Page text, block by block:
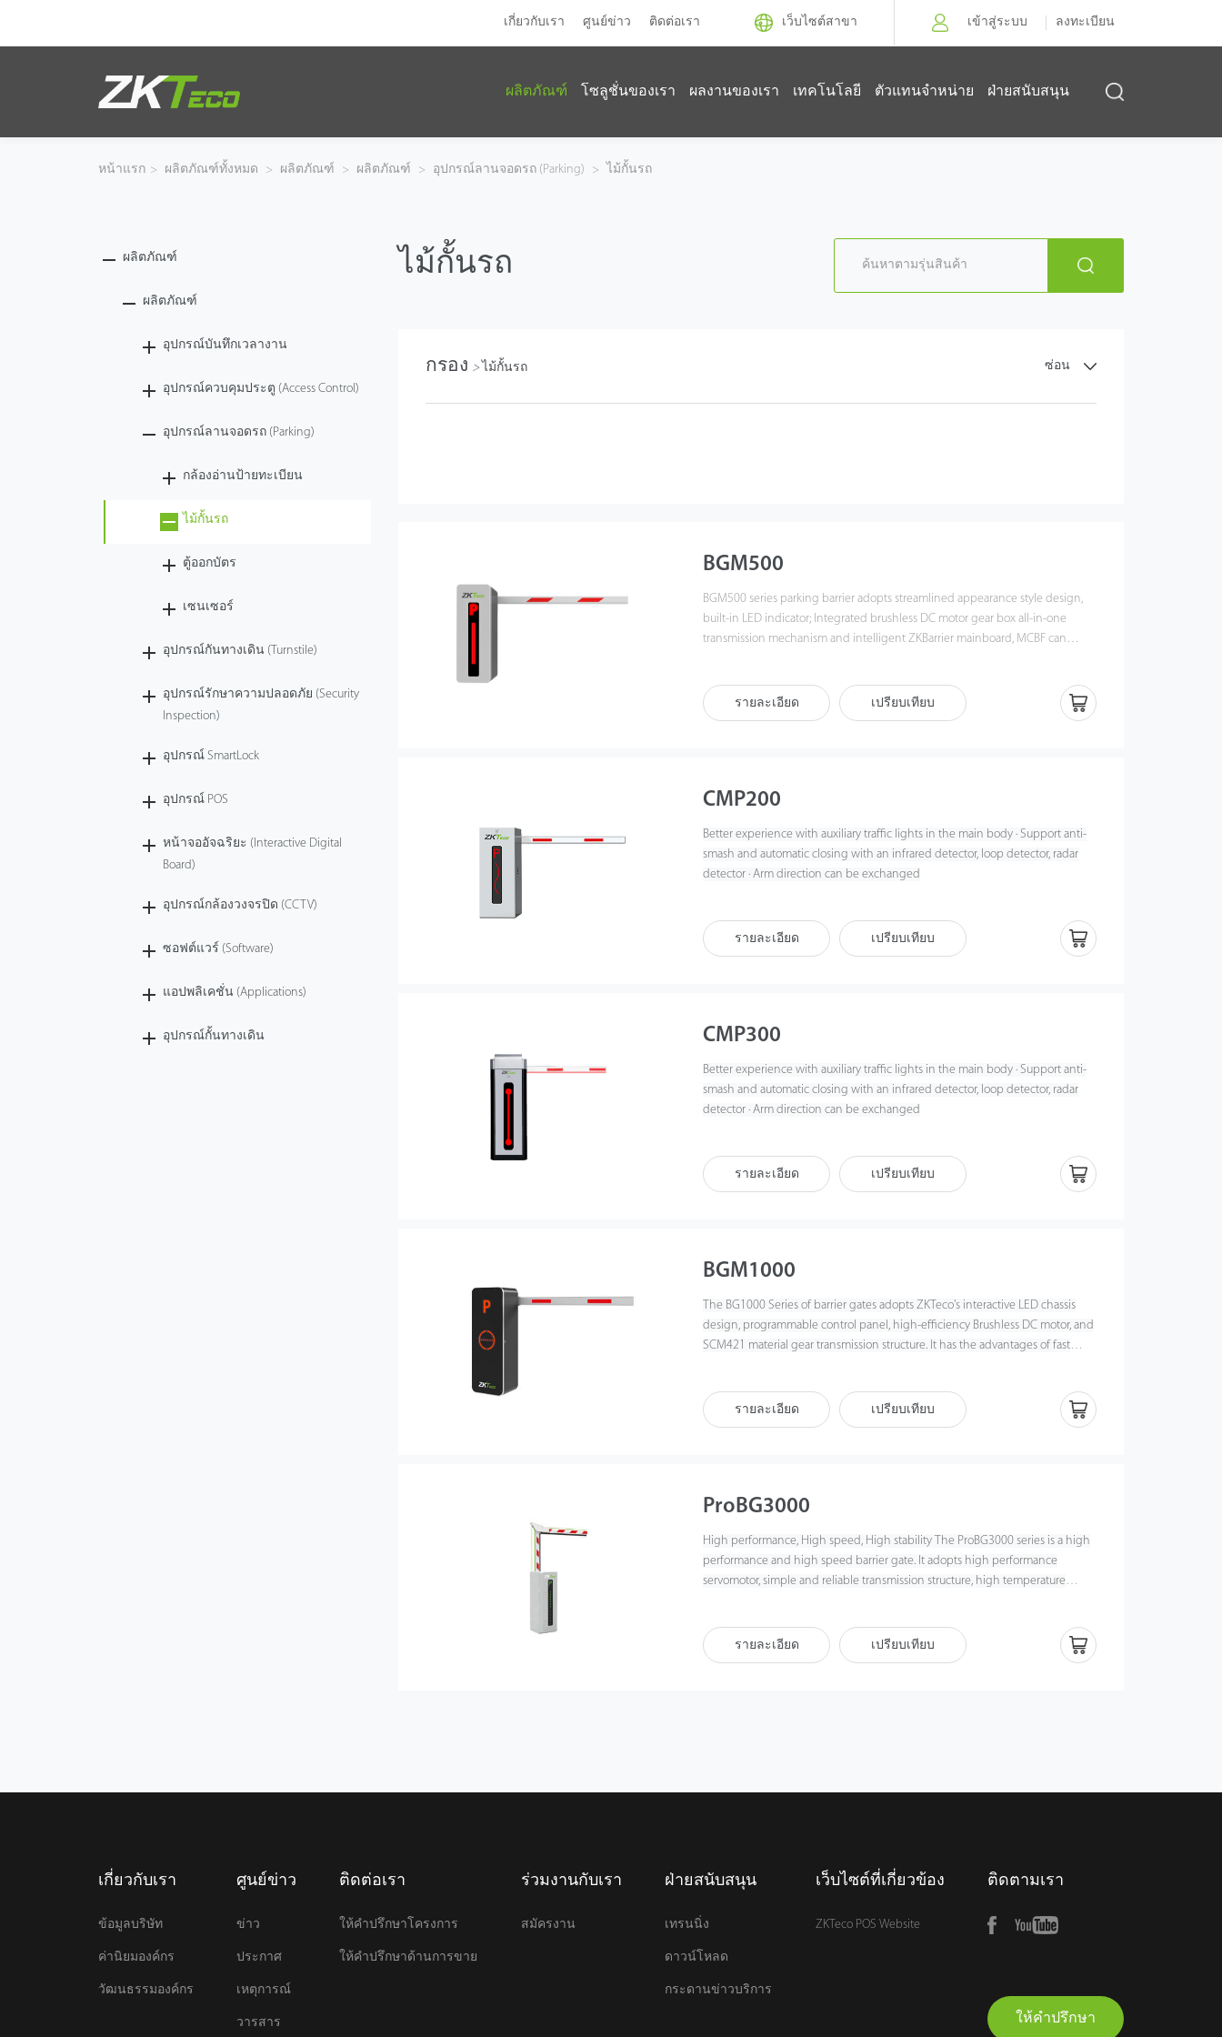
เกี่ยวกับเรา ศูนย์ข่าว ติดต่อเรา เว็บไซต์สาขา เข้าสู่ระบบ ลงทะเบียน
ผลิตภัณฑ์ โซลูชั่นของเรา ผลงานของเรา เทคโนโลยี ตัวแทนจำหน่าย ฝ่ายสนับสนุน
หน้าแรก > ผลิตภัณฑ์ทั้งหมด > ผลิตภัณฑ์ > ผลิตภัณฑ์ > อุปกรณ์ลานจอดรถ (Parking) > ไม้กั้นรถ
ผลิตภัณฑ์
ผลิตภัณฑ์
อุปกรณ์บันทึกเวลางาน
อุปกรณ์ควบคุมประตู (Access Control)
อุปกรณ์ลานจอดรถ (Parking)
กล้องอ่านป้ายทะเบียน
ไม้กั้นรถ
ตู้ออกบัตร
เซนเซอร์
อุปกรณ์กันทางเดิน (Turnstile)
อุปกรณ์รักษาความปลอดภัย (Security
Inspection)
อุปกรณ์ SmartLock
อุปกรณ์ POS
หน้าจออัจฉริยะ (Interactive Digital
Board)
อุปกรณ์กล้องวงจรปิด (CCTV)
ซอฟต์แวร์ (Software)
แอปพลิเคชั่น (Applications)
อุปกรณ์กั้นทางเดิน
ไม้กั้นรถ
กรอง > ไม้กั้นรถ ซ่อน
BGM500
BGM500 series parking barrier adopts streamlined appearance style design,
built-in LED indicator; Integrated brushless DC motor gear box all-in-one
transmission mechanism and intelligent ZKBarrier mainboard, MCBF can
รายละเอียด
เปรียบเทียบ
CMP200
Better experience with auxiliary traffic lights in the main body · Support anti-
smash and automatic closing with an infrared detector, loop detector, radar
detector · Arm direction can be exchanged
รายละเอียด เปรียบเทียบ
CMP300
Better experience with auxiliary traffic lights in the main body · Support anti-
smash and automatic closing with an infrared detector, loop detector, radar
detector · Arm direction can be exchanged
รายละเอียด เปรียบเทียบ
BGM1000
The BG1000 Series of barrier gates adopts ZKTeco's interactive LED chassis
design, programmable control panel, high-efficiency Brushless DC motor, and
SCM421 material gear transmission structure. It has the advantages of fast
รายละเอียด
เปรียบเทียบ
ProBG3000
High performance, High speed, High stability The ProBG3000 series is a high
performance and high speed barrier gate. It adopts high performance
servomotor, simple and reliable transmission structure, high temperature
รายละเอียด
เปรียบเทียบ
เกี่ยวกับเรา
ข้อมูลบริษัท
ค่านิยมองค์กร
วัฒนธรรมองค์กร
ศูนย์ข่าว
ข่าว
ประกาศ
เหตุการณ์
วารสาร
ติดต่อเรา
ให้คําปรึกษาโครงการ
ให้คําปรึกษาด้านการขาย
ร่วมงานกับเรา
สมัครงาน
ฝ่ายสนับสนุน
เทรนนิ่ง
ดาวน์โหลด
กระดานข่าวบริการ
เว็บไซต์ที่เกี่ยวข้อง
ZKTeco POS Website
ติดตามเรา
ให้คำปรึกษา